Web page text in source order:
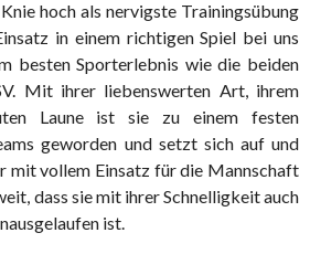
hoch als nervigste Trainingsübung
in einem richtigen Spiel bei uns
besten Sporterlebnis wie die beiden
Mit ihrer liebenswerten Art, ihrem
Laune ist sie zu einem festen
geworden und setzt sich auf und
mit vollem Einsatz für die Mannschaft
dass sie mit ihrer Schnelligkeit auch
ist.